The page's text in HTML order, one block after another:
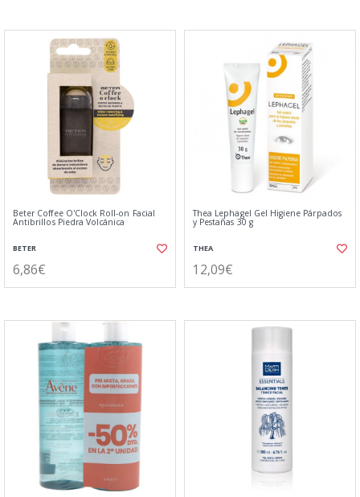
Beter Coffee O'Clock Roll-on Facial
Antibrillos Piedra Volcánica
BETER
6,86€
Thea Lephagel Gel Higiene Párpados
y Pestañas 30 g
THEA
12,09€